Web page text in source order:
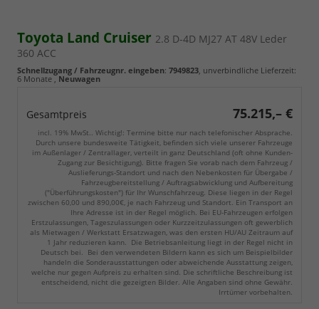
Toyota Land Cruiser 2.8 D-4D MJ27 AT 48V Leder
360 ACC
Schnellzugang / Fahrzeugnr. eingeben: 7949823 , unverbindliche Lieferzeit:
6 Monate,Neuwagen
Gesamtpreis 75.215,– €
incl. 19% MwSt.. Wichtig!: Termine bitte nur nach telefonischer Absprache.
Durch unsere bundesweite Tätigkeit, befinden sich viele unserer Fahrzeuge
im Außenlager / Zentrallager, verteilt in ganz Deutschland (oft ohne Kunden-
Zugang zur Besichtigung). Bitte fragen Sie vorab nach dem Fahrzeug /
Auslieferungs-Standort und nach den Nebenkosten für Übergabe /
Fahrzeugbereitstellung / Auftragsabwicklung und Aufbereitung
("Überführungskosten") für Ihr Wunschfahrzeug. Diese liegen in der Regel
zwischen 60,00 und 890,00€, je nach Fahrzeug und Standort. Ein Transport an
Ihre Adresse ist in der Regel möglich. Bei EU-Fahrzeugen erfolgen
Erstzulassungen, Tageszulassungen oder Kurzzeitzulassungen oft gewerblich
als Mietwagen / Werkstatt Ersatzwagen, was den ersten HU/AU Zeitraum auf
1 Jahr reduzieren kann. Die Betriebsanleitung liegt in der Regel nicht in
Deutsch bei. Bei den verwendeten Bildern kann es sich um Beispielbilder
handeln die Sonderausstattungen oder abweichende Ausstattung zeigen,
welche nur gegen Aufpreis zu erhalten sind. Die schriftliche Beschreibung ist
entscheidend, nicht die gezeigten Bilder. Alle Angaben sind ohne Gewähr.
Irrtümer vorbehalten.